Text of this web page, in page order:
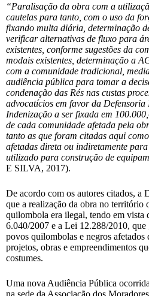
“Paralisação da obra com a
cautelas para tanto, com o uso da
fixando multa diária, determinação
verificar alternativas de fluxo para
existentes, conforme sugestões da
modais existentes, determinação a
com a comunidade tradicional,
audiência pública para tomar a
condenação das Rés nas custas
advocatícios em favor da Defensoria
Indenização a ser fixada em
de cada comunidade afetada pela
tanto as que foram citadas aqui
afetadas direta ou indiretamente
utilizado para construção de
E SILVA, 2017).
De acordo com os autores citados, a
que a realização da obra no território
quilombola era ilegal, tendo em vista
6.040/2007 e a Lei 12.288/2010, que
povos quilombolas e negros afetados
projetos, obras e empreendimentos
costumes.
Uma nova Audiência Pública
na sede da Associação dos